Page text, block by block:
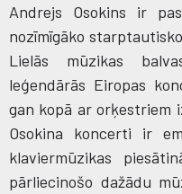
Andrejs Osokins ir
nozīmīgāko
Lielās mūzikas
leģendārās Eiropas
gan kopā ar orķestriem
Osokina koncerti ir
klaviermūzikas
pārliecinošo dažādu